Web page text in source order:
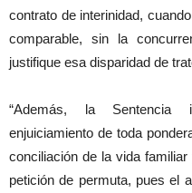
contrato de interinidad,
comparable, sin la
justifique esa disparidad de
“Además, la Sentencia
enjuiciamiento de toda
conciliación de la vida
petición de permuta, pues el